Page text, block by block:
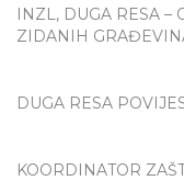
INZL, DUGA RESA –
ZIDANIH
DUGA RESA
KOORDINATOR